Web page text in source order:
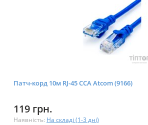
Патч-корд 10м RJ-45 CCA Atcom (9166)
119 грн.
Наявність: На складі (1-3 дні)